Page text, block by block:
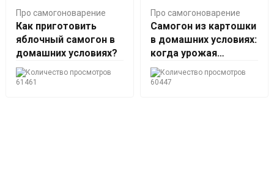
Про самогоноварение
Как приготовить
яблочный самогон в
домашних условиях?
61461
Про самогоноварение
Самогон из картошки
в домашних условиях:
когда урожая
слишком много
60447